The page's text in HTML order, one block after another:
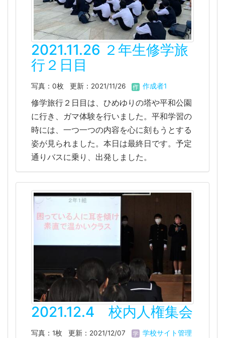
2021.11.26 ２年生修学旅
行２日目
写真：0枚 更新：2021/11/26 作成者1
修学旅行２日目は、ひめゆりの塔や平和公園
に行き、ガマ体験を行いました。平和学習の
時には、一つ一つの内容を心に刻もうとする
姿が見られました。本日は最終日です。予定
通りバスに乗り、出発しました。
2021.12.4 校内人権集会
写真：1枚 更新：2021/12/07 学校サイト管理